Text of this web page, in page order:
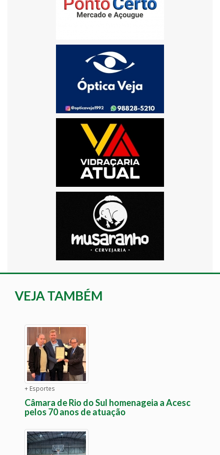
VEJA TAMBÉM
+ Esportes
Câmara de Rio do Sul homenageia a Acesc
pelos 70 anos de atuação